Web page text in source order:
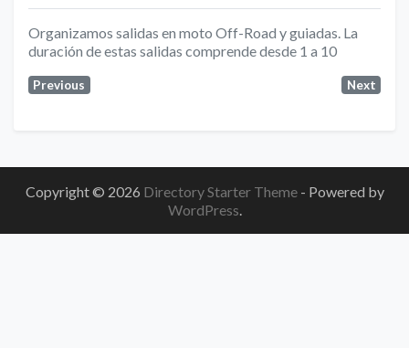
Organizamos salidas en moto Off-Road y guiadas. La
duración de estas salidas comprende desde 1 a 10
Previous Next
Copyright © 2026 Directory Starter Theme - Powered by
WordPress.